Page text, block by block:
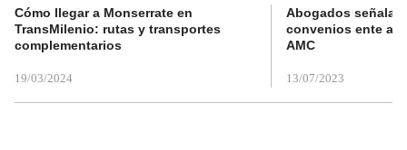
Cómo llegar a Monserrate en
TransMilenio: rutas y transportes
complementarios
19/03/2024
Abogados
convenios ente
AMC
13/07/2023